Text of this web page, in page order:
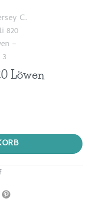
Löwen